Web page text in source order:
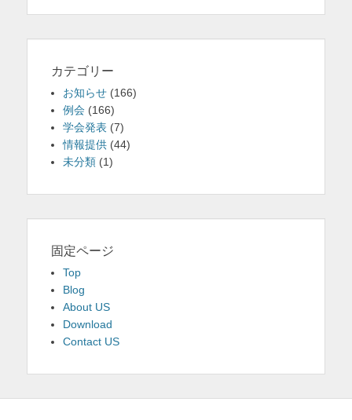
カテゴリー
お知らせ (166)
例会 (166)
学会発表 (7)
情報提供 (44)
未分類 (1)
固定ページ
Top
Blog
About US
Download
Contact US